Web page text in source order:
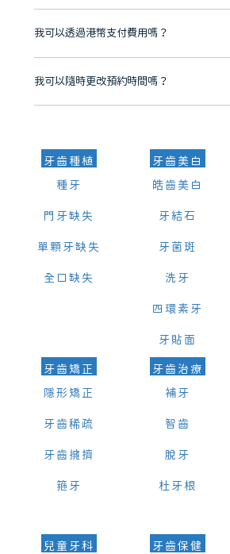
不會，治療前我們會詳細說明治療方案及對應的
我可以透過港幣支付費用嗎？
可以。維港口腔會按照當日匯率轉算收取費用，
我可以隨時更改預約時間嗎？
可以，請盡早通過wechat或whatsapp聯絡我們
牙齒種植
種牙
門牙缺失
單顆牙缺失
全口缺失
牙齒美白
皓齒美白
牙結石
牙菌斑
洗牙
四環素牙
牙貼面
牙齒矯正
隱形矯正
牙齒稀疏
牙齒擁擠
箍牙
牙齒治療
補牙
智齒
脫牙
杜牙根
兒童牙科
牙齒保健